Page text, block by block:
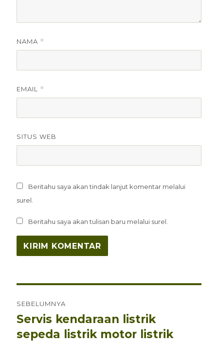
NAMA *
EMAIL *
SITUS WEB
Beritahu saya akan tindak lanjut komentar melalui
surel.
Beritahu saya akan tulisan baru melalui surel.
pos
SEBELUMNYA
Pos
sebelumnya:
Servis kendaraan listrik
sepeda listrik motor listrik